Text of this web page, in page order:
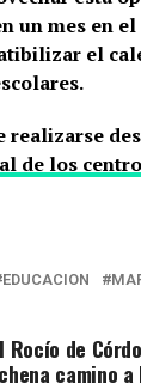
un mes en
el
realizarse
de los
EDUCACION
Rocío de
camino a